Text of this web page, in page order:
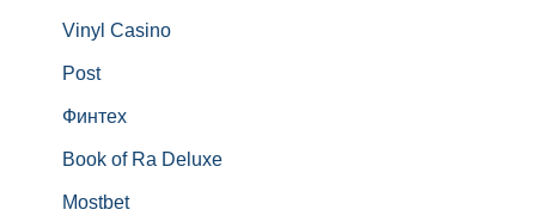
Vinyl Casino
Post
Финтех
Book of Ra Deluxe
Mostbet